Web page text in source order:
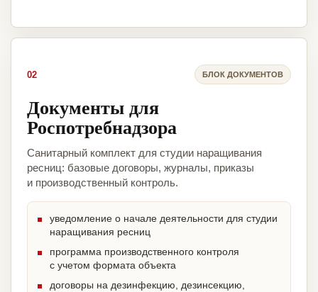
02 БЛОК ДОКУМЕНТОВ
Документы для
Роспотребнадзора
Санитарный комплект для студии наращивания
ресниц: базовые договоры, журналы, приказы
и производственный контроль.
уведомление о начале деятельности для студии
наращивания ресниц
программа производственного контроля
с учетом формата объекта
договоры на дезинфекцию, дезинсекцию,